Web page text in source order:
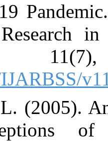
during
of
[
23. Karns,
student